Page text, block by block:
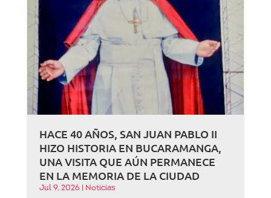
HACE 40 AÑOS, SAN JUAN PABLO II
HIZO HISTORIA EN BUCARAMANGA,
UNA VISITA QUE AÚN PERMANECE
EN LA MEMORIA DE LA CIUDAD
Jul 9, 2026 Noticias